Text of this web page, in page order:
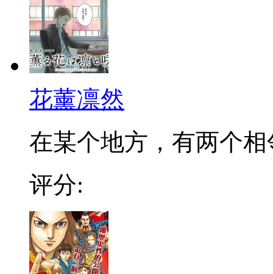
花薰凛然
在某个地方，有两个相
评分: